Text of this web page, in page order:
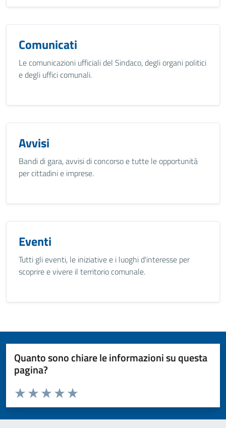
Comunicati
Le comunicazioni ufficiali del Sindaco, degli organi politici
e degli uffici comunali.
Avvisi
Bandi di gara, avvisi di concorso e tutte le opportunità
per cittadini e imprese.
Eventi
Tutti gli eventi, le iniziative e i luoghi d'interesse per
scoprire e vivere il territorio comunale.
Quanto sono chiare le informazioni su questa
pagina?
Valuta da 1 a 5 stelle la pagina
Valuta 5 stelle su 5
Valuta 4 stelle su 5
Valuta 3 stelle su 5
Valuta 2 stelle su 5
Valuta 1 stelle su 5